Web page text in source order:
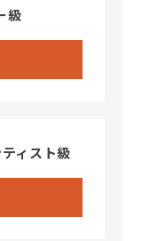
級
ィスト級